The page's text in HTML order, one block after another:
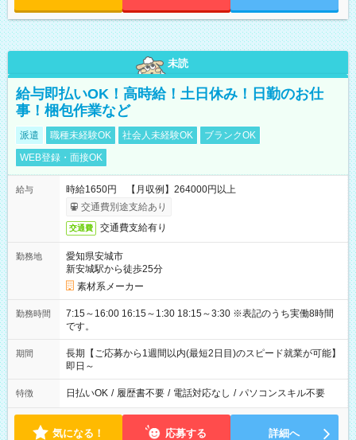
未読
給与即払いOK！高時給！土日休み！日勤のお仕
事！梱包作業など
派遣 職種未経験OK 社会人未経験OK
ブランクOK
WEB登録・面接OK
給与
時給1650円 【月収例】264000円以上
交通費別途支給あり
交通費 交通費支給有り
勤務地
愛知県安城市
新安城駅から徒歩25分
素材系メーカー
勤務時間
7:15～16:00 16:15～1:30 18:15～3:30 ※表記のうち実働8時間
です。
期間
長期【ご応募から1週間以内(最短2日目)のスピード就業が可能】
即日～
特徴 日払いOK / 履歴書不要 / 電話対応なし / パソコンスキル不要
気になる！ 応募する 詳細へ